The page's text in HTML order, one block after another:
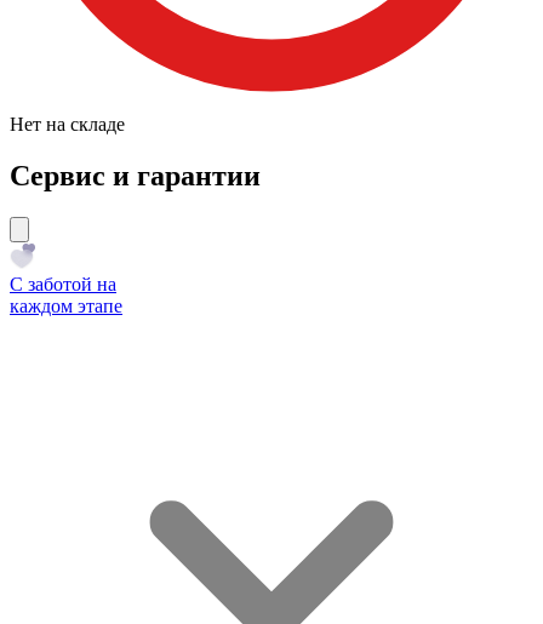
Нет на складе
Сервис и гарантии
С заботой на
каждом этапе